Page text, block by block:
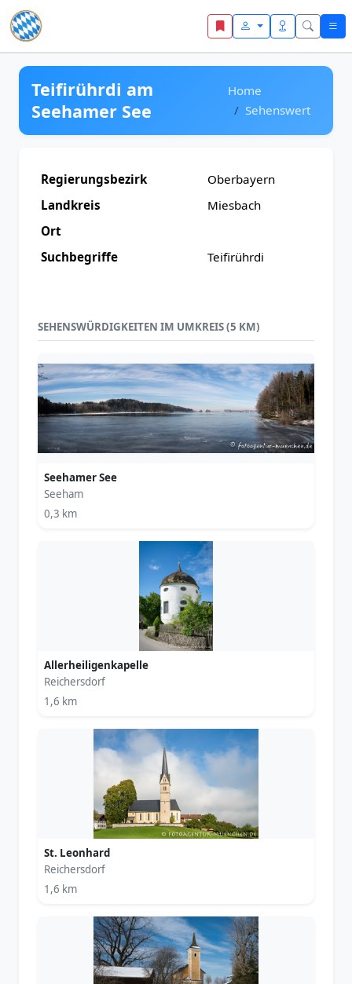
Zum Inhalt springen
Teifirührdi am
Seehamer See
Home
Sehenswert
Regierungsbezirk
Oberbayern
Landkreis
Miesbach
Ort
Suchbegriffe
Teifirührdi
SEHENSWÜRDIGKEITEN IM UMKREIS (5 KM)
Seehamer See
Seeham
0,3 km
Allerheiligenkapelle
Reichersdorf
1,6 km
St. Leonhard
Reichersdorf
1,6 km